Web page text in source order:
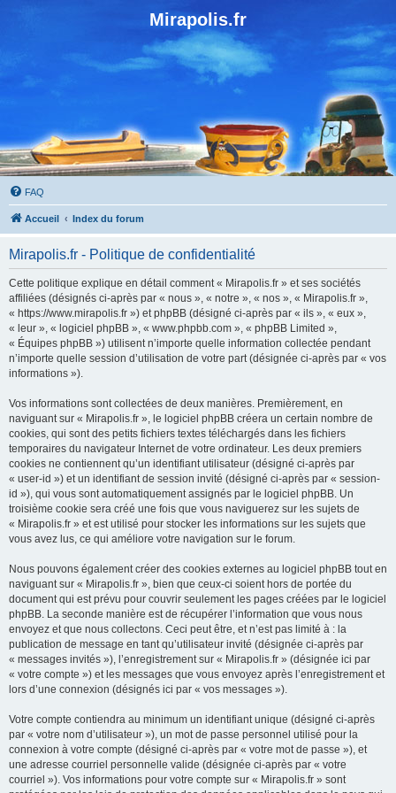
Mirapolis.fr
FAQ
Accueil Index du forum
Mirapolis.fr - Politique de confidentialité
Cette politique explique en détail comment « Mirapolis.fr » et ses sociétés
affiliées (désignés ci-après par « nous », « notre », « nos », « Mirapolis.fr »,
« https://www.mirapolis.fr ») et phpBB (désigné ci-après par « ils », « eux »,
« leur », « logiciel phpBB », « www.phpbb.com », « phpBB Limited »,
« Équipes phpBB ») utilisent n’importe quelle information collectée pendant
n’importe quelle session d’utilisation de votre part (désignée ci-après par « vos
informations »).
Vos informations sont collectées de deux manières. Premièrement, en
naviguant sur « Mirapolis.fr », le logiciel phpBB créera un certain nombre de
cookies, qui sont des petits fichiers textes téléchargés dans les fichiers
temporaires du navigateur Internet de votre ordinateur. Les deux premiers
cookies ne contiennent qu’un identifiant utilisateur (désigné ci-après par
« user-id ») et un identifiant de session invité (désigné ci-après par « session-
id »), qui vous sont automatiquement assignés par le logiciel phpBB. Un
troisième cookie sera créé une fois que vous naviguerez sur les sujets de
« Mirapolis.fr » et est utilisé pour stocker les informations sur les sujets que
vous avez lus, ce qui améliore votre navigation sur le forum.
Nous pouvons également créer des cookies externes au logiciel phpBB tout en
naviguant sur « Mirapolis.fr », bien que ceux-ci soient hors de portée du
document qui est prévu pour couvrir seulement les pages créées par le logiciel
phpBB. La seconde manière est de récupérer l’information que vous nous
envoyez et que nous collectons. Ceci peut être, et n’est pas limité à : la
publication de message en tant qu’utilisateur invité (désignée ci-après par
« messages invités »), l’enregistrement sur « Mirapolis.fr » (désignée ici par
« votre compte ») et les messages que vous envoyez après l’enregistrement et
lors d’une connexion (désignés ici par « vos messages »).
Votre compte contiendra au minimum un identifiant unique (désigné ci-après
par « votre nom d’utilisateur »), un mot de passe personnel utilisé pour la
connexion à votre compte (désigné ci-après par « votre mot de passe »), et
une adresse courriel personnelle valide (désignée ci-après par « votre
courriel »). Vos informations pour votre compte sur « Mirapolis.fr » sont